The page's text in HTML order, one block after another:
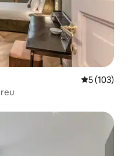
Prosječna
5 (103)
„Odabrali gosti”